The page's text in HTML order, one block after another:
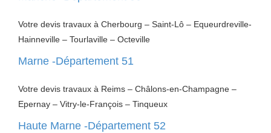
Votre devis travaux à Cherbourg – Saint-Lô – Equeurdreville-
Hainneville – Tourlaville – Octeville
Marne -Département 51
Votre devis travaux à Reims – Châlons-en-Champagne –
Epernay – Vitry-le-François – Tinqueux
Haute Marne -Département 52